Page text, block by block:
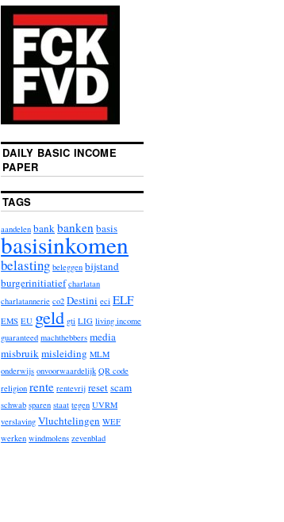
DAILY BASIC INCOME
PAPER
TAGS
aandelen bankbankenbasis
basisinkomen
belasting beleggen bijstand
burgerinitiatief charlatan
charlatannerie co2 Destini eci ELF
EMS EU geld gti LIG living income
guaranteed machthebbers media
misbruikmisleiding MLM
onderwijs onvoorwaardelijk QR code
religion rente rentevrij resetscam
schwab sparen staat tegen UVRM
verslaving Vluchtelingen WEF
werken windmolens zevenblad